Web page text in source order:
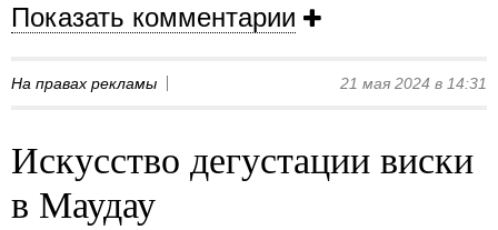
Показать комментарии
На правах рекламы 21 мая 2024 в 14:31
Искусство дегустации виски
в Маудау